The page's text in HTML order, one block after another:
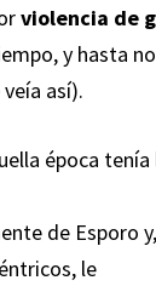
violencia de
y hasta
así).
época
de Esporo
le